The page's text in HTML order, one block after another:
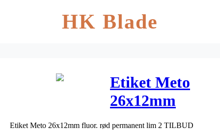
HK Blade
Etiket Meto
26x12mm
fluor. rød
Etiket Meto 26x12mm fluor. rød permanent lim 2 TILBUD